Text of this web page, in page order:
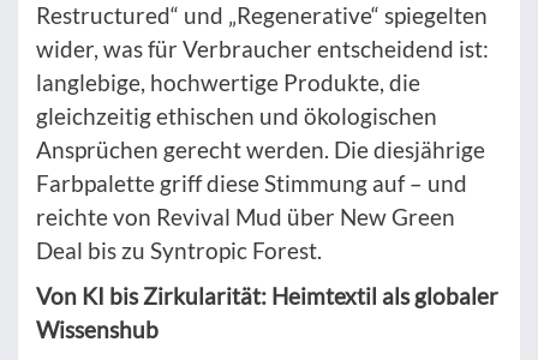
Restructured“ und „Regenerative“ spiegelten
wider, was für Verbraucher entscheidend ist:
langlebige, hochwertige Produkte, die
gleichzeitig ethischen und ökologischen
Ansprüchen gerecht werden. Die diesjährige
Farbpalette griff diese Stimmung auf – und
reichte von Revival Mud über New Green
Deal bis zu Syntropic Forest.
Von KI bis Zirkularität: Heimtextil als globaler
Wissenshub